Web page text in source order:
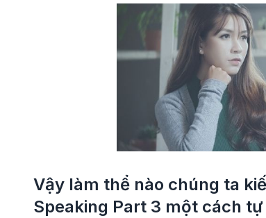
Vậy làm thể nào chúng ta
Speaking Part 3 một cách